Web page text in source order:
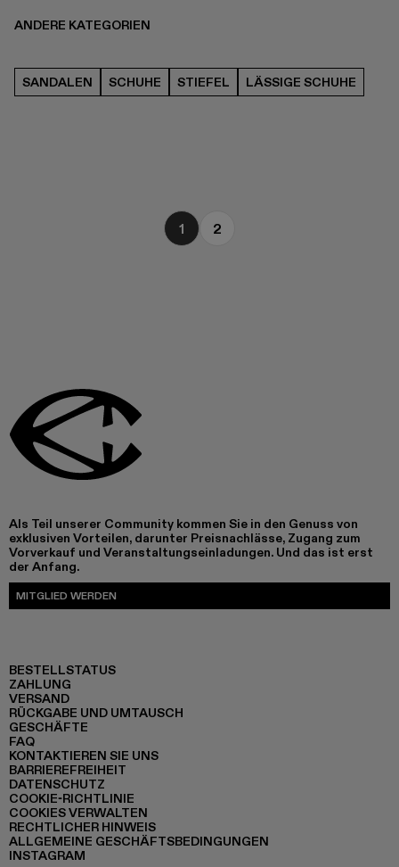
ANDERE KATEGORIEN
SANDALEN SCHUHE STIEFEL LÄSSIGE SCHUHE
1 2
Als Teil unserer Community kommen Sie in den Genuss von
exklusiven Vorteilen, darunter Preisnachlässe, Zugang zum
Vorverkauf und Veranstaltungseinladungen. Und das ist erst
der Anfang.
MITGLIED WERDEN
BESTELLSTATUS
ZAHLUNG
VERSAND
RÜCKGABE UND UMTAUSCH
GESCHÄFTE
FAQ
KONTAKTIEREN SIE UNS
BARRIEREFREIHEIT
DATENSCHUTZ
COOKIE-RICHTLINIE
COOKIES VERWALTEN
RECHTLICHER HINWEIS
ALLGEMEINE GESCHÄFTSBEDINGUNGEN
INSTAGRAM